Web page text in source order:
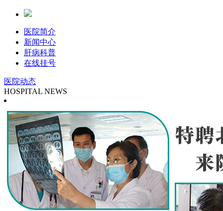
医院简介
新闻中心
肝病科普
在线挂号
医院动态
HOSPITAL NEWS